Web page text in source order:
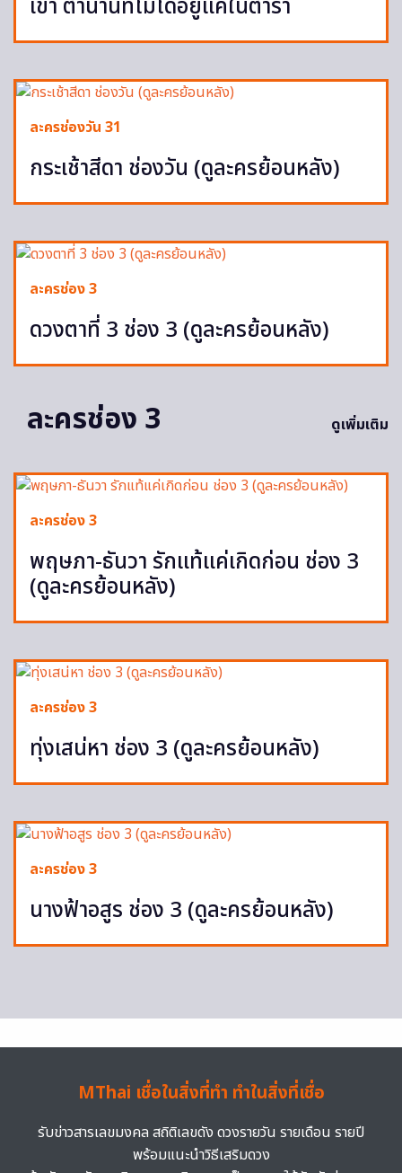
เข้า ตำนานที่ไม่ได้อยู่แค่ในตำรา
ละครช่องวัน 31
กระเช้าสีดา ช่องวัน (ดูละครย้อนหลัง)
ละครช่อง 3
ดวงตาที่ 3 ช่อง 3 (ดูละครย้อนหลัง)
ละครช่อง 3 ดูเพิ่มเติม
ละครช่อง 3
พฤษภา-ธันวา รักแท้แค่เกิดก่อน ช่อง 3
(ดูละครย้อนหลัง)
ละครช่อง 3
ทุ่งเสน่หา ช่อง 3 (ดูละครย้อนหลัง)
ละครช่อง 3
นางฟ้าอสูร ช่อง 3 (ดูละครย้อนหลัง)
MThai เชื่อในสิ่งที่ทำ ทำในสิ่งที่เชื่อ
รับข่าวสารเลขมงคล สถิติเลขดัง ดวงรายวัน รายเดือน รายปี
พร้อมแนะนำวิธีเสริมดวง